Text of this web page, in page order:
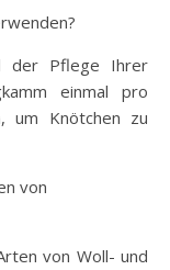
der Pflege Ihrer
einmal pro
um Knötchen zu
von
von Woll- und